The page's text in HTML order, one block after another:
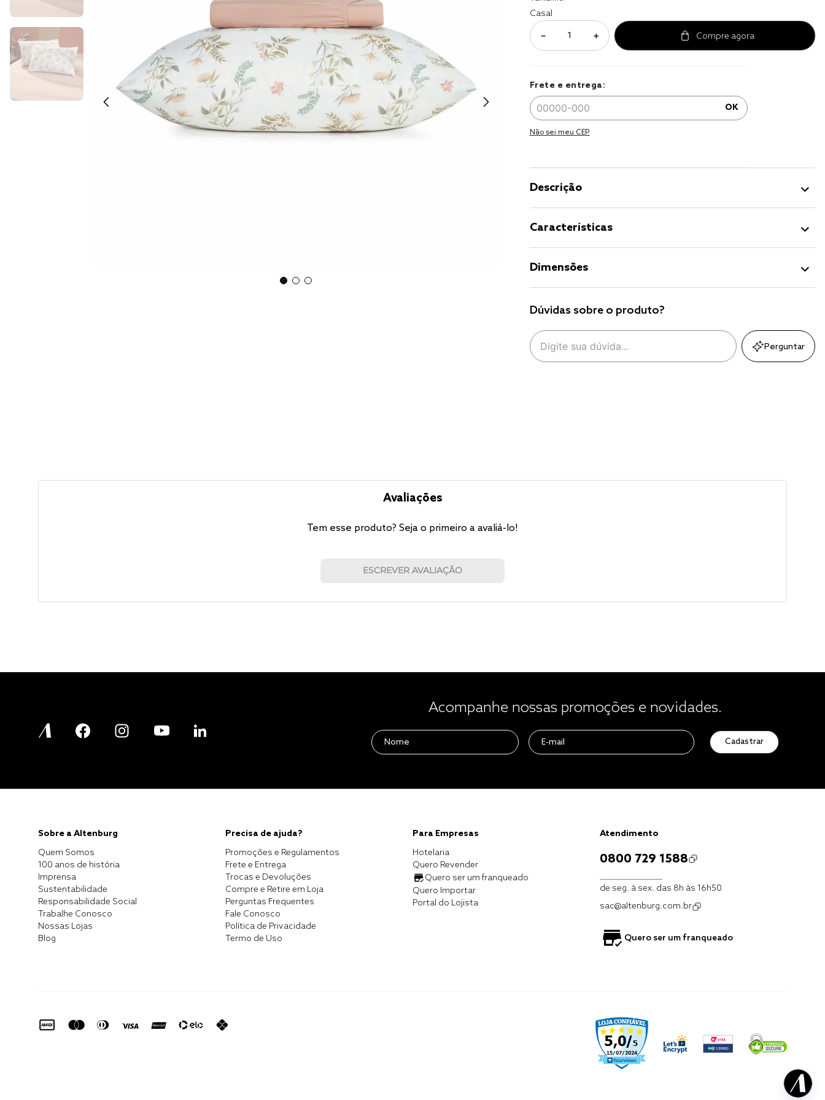
Casal
＋
－
Frete e entrega:
OK
Não sei meu CEP.
Descrição
Características
Dimensões
Dúvidas sobre o produto?
Perguntar
Avaliações
Tem esse produto? Seja o primeiro a avaliá-lo!
ESCREVER AVALIAÇÃO
Acompanhe nossas promoções e novidades.
Cadastrar
Sobre a Altenburg
Quem Somos
100 anos de história
Imprensa
Sustentabilidade
Responsabilidade Social
Trabalhe Conosco
Nossas Lojas
Blog
Precisa de ajuda?
Promoções e Regulamentos
Frete e Entrega
Trocas e Devoluções
Compre e Retire em Loja
Perguntas Frequentes
Fale Conosco
Política de Privacidade
Termo de Uso
Para Empresas
Hotelaria
Quero Revender
Quero ser um franqueado
Quero Importar
Portal do Lojista
Atendimento
0800 729 1588
de seg. à sex. das 8h às 16h50
sac@altenburg.com.br
Quero ser um franqueado
cobertor
jogo cama
casal